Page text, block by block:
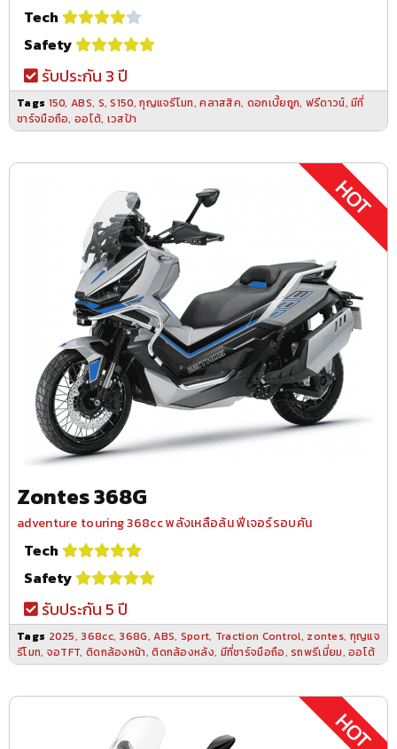
Tech
Safety
รับประกัน 3 ปี
Tags 150,ABS, S,S150,กุญแจรีโมท,คลาสสิค, ดอกเบี้ยถูก, ฟรีดาวน์,มีที่
ชาร์จมือถือ,ออโต้, เวสป้า
Zontes 368G
adventure touring 368cc พลังเหลือล้น ฟีเจอร์รอบคัน
Tech
Safety
รับประกัน 5 ปี
Tags 2025, 368cc, 368G,ABS, Sport, Traction Control, zontes, กุญแจ
รีโมท, จอTFT, ติดกล้องหน้า,ติดกล้องหลัง, มีที่ชาร์จมือถือ,รถพรีเมี่ยม,ออโต้